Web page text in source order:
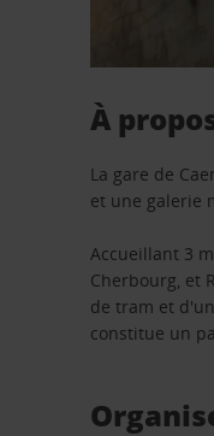
À
La gare de
et une galerie
Accueillant 3
Cherbourg, et
de tram et
constitue un